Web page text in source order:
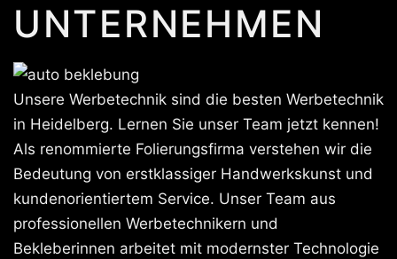
UNTERNEHMEN
Unsere Werbetechnik sind die besten Werbetechnik
in Heidelberg. Lernen Sie unser Team jetzt kennen!
Als renommierte Folierungsfirma verstehen wir die
Bedeutung von erstklassiger Handwerkskunst und
kundenorientiertem Service. Unser Team aus
professionellen Werbetechnikern und
Bekleberinnen arbeitet mit modernster Technologie